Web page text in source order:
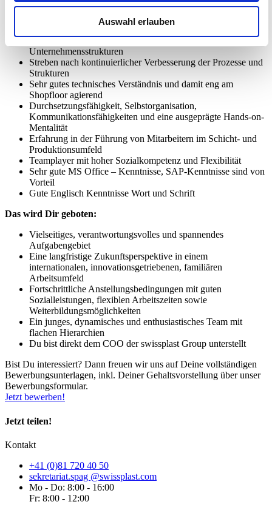
Auswahl erlauben
Das bringst du mit:
Unternehmensstrukturen
Streben nach kontinuierlicher Verbesserung der Prozesse und
Strukturen
Sehr gutes technisches Verständnis und damit eng am
Shopfloor agierend
Durchsetzungsfähigkeit, Selbstorganisation,
Kommunikationsfähigkeiten und eine ausgeprägte Hands-on-
Mentalität
Erfahrung in der Führung von Mitarbeitern im Schicht- und
Produktionsumfeld
Teamplayer mit hoher Sozialkompetenz und Flexibilität
Sehr gute MS Office – Kenntnisse, SAP-Kenntnisse sind von
Vorteil
Gute Englisch Kenntnisse Wort und Schrift
Das wird Dir geboten:
Vielseitiges, verantwortungsvolles und spannendes
Aufgabengebiet
Eine langfristige Zukunftsperspektive in einem
internationalen, innovationsgetriebenen, familiären
Arbeitsumfeld
Fortschrittliche Anstellungsbedingungen mit guten
Sozialleistungen, flexiblen Arbeitszeiten sowie
Weiterbildungsmöglichkeiten
Ein junges, dynamisches und enthusiastisches Team mit
flachen Hierarchien
Du bist direkt dem COO der swissplast Group unterstellt
Bist Du interessiert? Dann freuen wir uns auf Deine vollständigen
Bewerbungsunterlagen, inkl. Deiner Gehaltsvorstellung über unser
Bewerbungsformular.
Jetzt bewerben!
Jetzt teilen!
Kontakt
+41 (0)81 720 40 50
sekretariat.spag @swissplast.com
Mo - Do: 8:00 - 16:00
Fr: 8:00 - 12:00